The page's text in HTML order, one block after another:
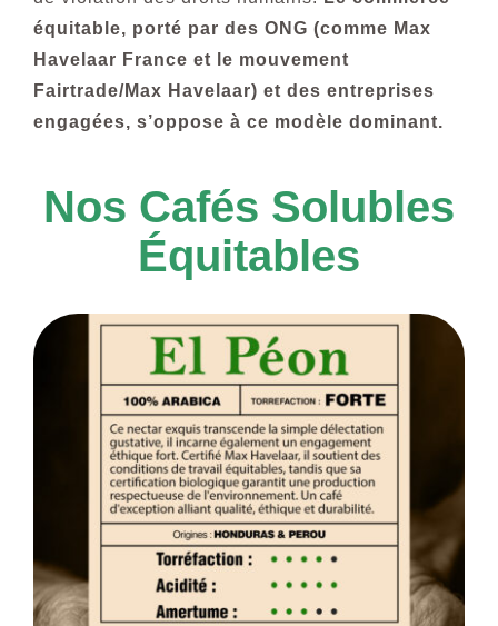
équitable, porté par des ONG (comme Max
Havelaar France et le mouvement
Fairtrade/Max Havelaar) et des entreprises
engagées, s’oppose à ce modèle dominant.
Nos Cafés Solubles
Équitables